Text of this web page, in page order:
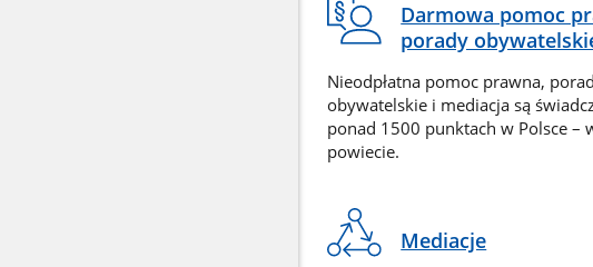
Darmowa pomoc
porady
Nieodpłatna pomoc prawna,
obywatelskie i mediacja są
ponad 1500 punktach w Polsce –
powiecie.
Mediacje